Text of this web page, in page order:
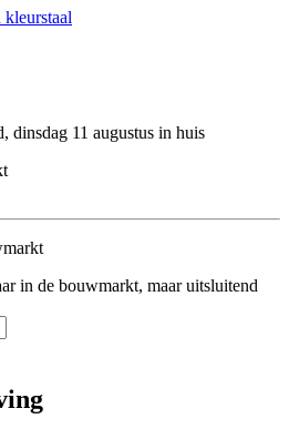
kleurstaal
dinsdag 11 augustus in huis
in de bouwmarkt, maar uitsluitend